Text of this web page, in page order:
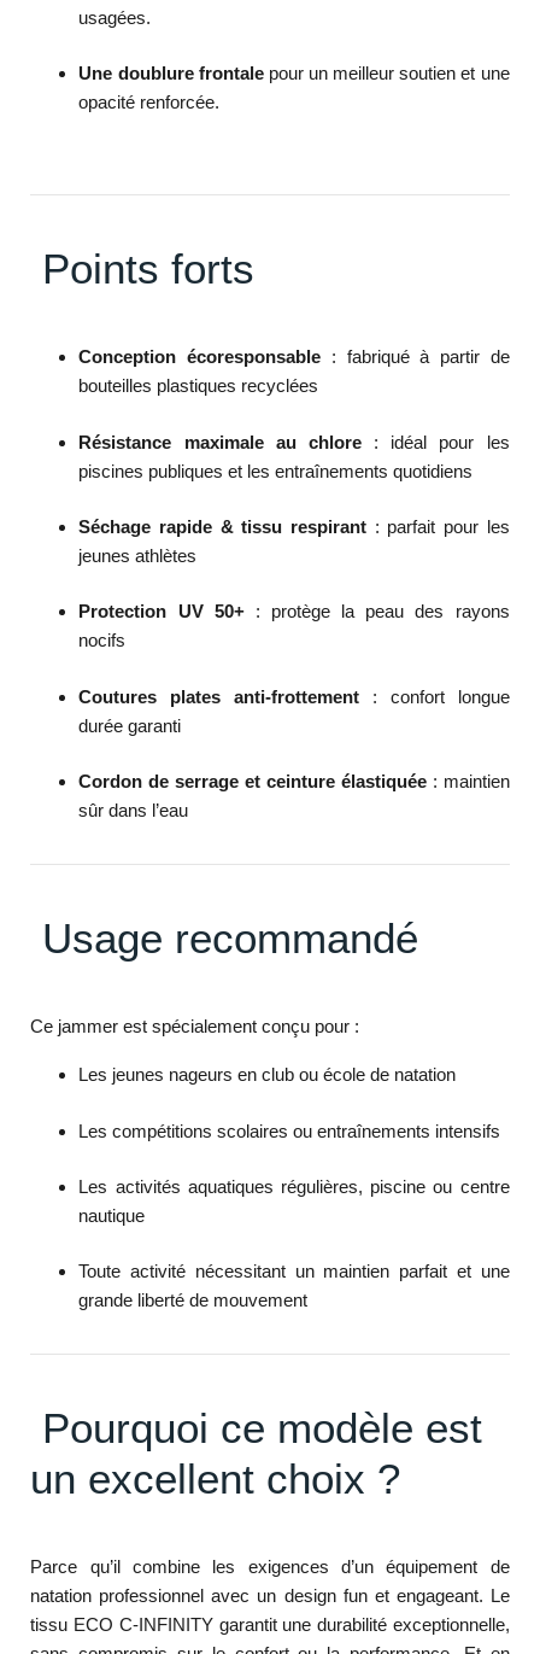
usagées.
Une doublure frontalepour un meilleur soutien et une
opacité renforcée.
Points forts
Conception écoresponsable : fabriqué à partir de
bouteilles plastiques recyclées
Résistance maximale au chlore: idéal pour les
piscines publiques et les entraînements quotidiens
Séchage rapide & tissu respirant : parfait pour les
jeunes athlètes
Protection UV 50+: protège la peau des rayons
nocifs
Coutures plates anti-frottement : confort longue
durée garanti
Cordon de serrage et ceinture élastiquée: maintien
sûr dans l’eau
Usage recommandé
Ce jammer est spécialement conçu pour :
Les jeunes nageurs en club ou école de natation
Les compétitions scolaires ou entraînements intensifs
Les activités aquatiques régulières, piscine ou centre
nautique
Toute activité nécessitant un maintien parfait et une
grande liberté de mouvement
Pourquoi ce modèle est
un excellent choix ?
Parce qu’il combine les exigences d’un équipement de
natation professionnel avec un design fun et engageant. Le
tissu ECO C-INFINITY garantit une durabilité exceptionnelle,